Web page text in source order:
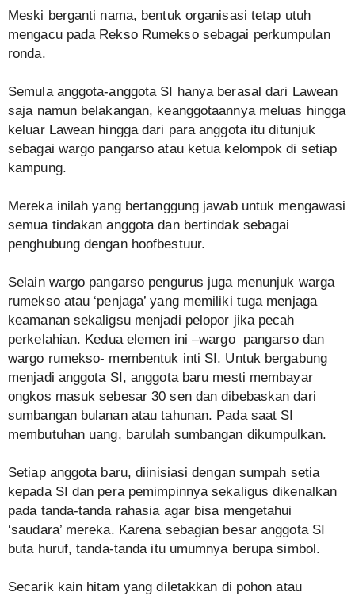
Meski berganti nama, bentuk organisasi tetap utuh
mengacu pada Rekso Rumekso sebagai perkumpulan
ronda.
Semula anggota-anggota SI hanya berasal dari Lawean
saja namun belakangan, keanggotaannya meluas hingga
keluar Lawean hingga dari para anggota itu ditunjuk
sebagai wargo pangarso atau ketua kelompok di setiap
kampung.
Mereka inilah yang bertanggung jawab untuk mengawasi
semua tindakan anggota dan bertindak sebagai
penghubung dengan hoofbestuur.
Selain wargo pangarso pengurus juga menunjuk warga
rumekso atau ‘penjaga’ yang memiliki tuga menjaga
keamanan sekaligsu menjadi pelopor jika pecah
perkelahian. Kedua elemen ini –wargo pangarso dan
wargo rumekso- membentuk inti SI. Untuk bergabung
menjadi anggota SI, anggota baru mesti membayar
ongkos masuk sebesar 30 sen dan dibebaskan dari
sumbangan bulanan atau tahunan. Pada saat SI
membutuhan uang, barulah sumbangan dikumpulkan.
Setiap anggota baru, diinisiasi dengan sumpah setia
kepada SI dan pera pemimpinnya sekaligus dikenalkan
pada tanda-tanda rahasia agar bisa mengetahui
‘saudara’ mereka. Karena sebagian besar anggota SI
buta huruf, tanda-tanda itu umumnya berupa simbol.
Secarik kain hitam yang diletakkan di pohon atau